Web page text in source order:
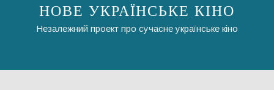
НОВЕ УКРАЇНСЬКЕ КІНО
Незалежний проект про сучасне українське кіно